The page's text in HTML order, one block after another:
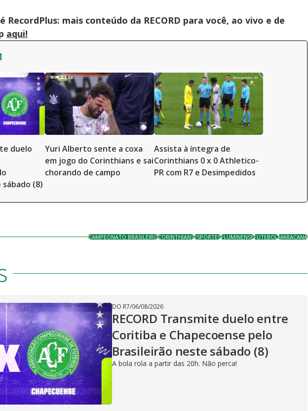
RecordPlus: mais conteúdo da RECORD para você, ao vivo e de
aqui!
duelo
(8)
Yuri Alberto sente a coxa
em jogo do Corinthians e sai
chorando de campo
Assista à íntegra de
Corinthians 0 x 0 Athletico-
PR com R7 e Desimpedidos
CAMPEONATO BRASILEIROCORINTHIANSESPORTESFLUMINENSEFUTEBOLMARACANÃ
DO R7/06/08/2026
RECORD Transmite duelo entre
Coritiba e Chapecoense pelo
Brasileirão neste sábado (8)
A bola rola a partir das 20h. Não perca!